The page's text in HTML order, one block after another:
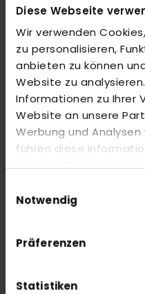
Diese Webseite
Wir verwenden
zu personalisieren,
anbieten zu können
Website zu
Informationen zu Ihrer
Website an unsere
Werbung und
führen diese
weiteren Daten
Nutzung der Dienste
Notwendig
Präferenzen
Statistiken
take your bag off. Capacity -
MORE INFORMATION
REVIEWS
SIMILAR PRODUCTS
Check items to add to the cart